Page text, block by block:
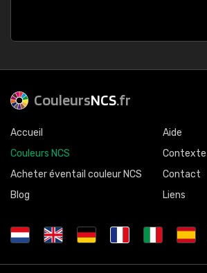
CouleursNCS.fr
Accueil
Couleurs NCS
Acheter éventail couleur NCS
Blog
Aide
Contexte
Contact
Liens